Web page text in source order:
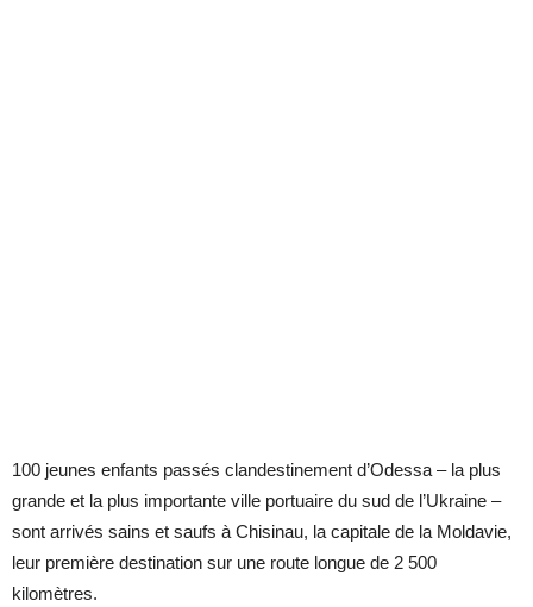
100 jeunes enfants passés clandestinement d’Odessa – la plus
grande et la plus importante ville portuaire du sud de l’Ukraine –
sont arrivés sains et saufs à Chisinau, la capitale de la Moldavie,
leur première destination sur une route longue de 2 500
kilomètres.